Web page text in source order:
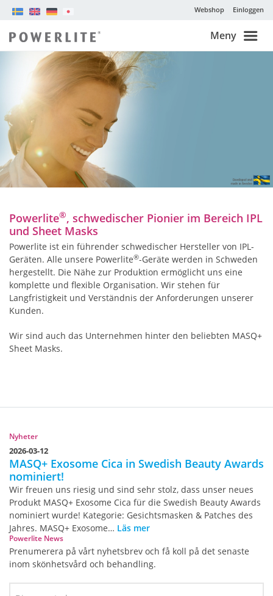
Webshop Einloggen
Meny
Powerlite®, schwedischer Pionier im Bereich IPL
und Sheet Masks
Powerlite ist ein führender schwedischer Hersteller von IPL-
Geräten. Alle unsere Powerlite®-Geräte werden in Schweden
hergestellt. Die Nähe zur Produktion ermöglicht uns eine
komplette und flexible Organisation. Wir stehen für
Langfristigkeit und Verständnis der Anforderungen unserer
Kunden.
Wir sind auch das Unternehmen hinter den beliebten MASQ+
Sheet Masks.
Nyheter
2026-03-12
MASQ+ Exosome Cica in Swedish Beauty Awards
nominiert!
Wir freuen uns riesig und sind sehr stolz, dass unser neues
Produkt MASQ+ Exosome Cica für die Swedish Beauty Awards
nominiert wurde! Kategorie: Gesichtsmasken & Patches des
Jahres. MASQ+ Exosome… Läs mer
Powerlite News
Prenumerera på vårt nyhetsbrev och få koll på det senaste
inom skönhetsvård och behandling.